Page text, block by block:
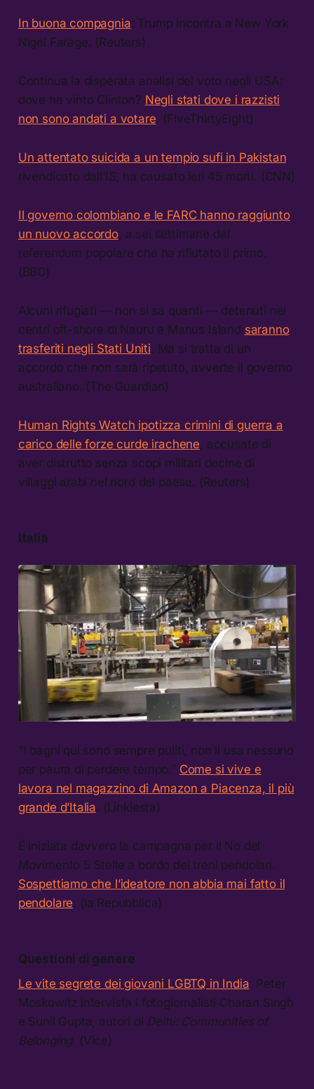
In buona compagnia: Trump incontra a New York
Nigel Farage. (Reuters)
Continua la disperata analisi del voto negli USA:
dove ha vinto Clinton? Negli stati dove i razzisti
non sono andati a votare. (FiveThirtyEight)
Un attentato suicida a un tempio sufi in Pakistan,
rivendicato dall’IS, ha causato ieri 45 morti. (CNN)
Il governo colombiano e le FARC hanno raggiunto
un nuovo accordo, a sei settimane dal
referendum popolare che ha rifiutato il primo.
(BBC)
Alcuni rifugiati — non si sa quanti — detenuti nei
centri off-shore di Nauru e Manus Island saranno
trasferiti negli Stati Uniti. Ma si tratta di un
accordo che non sarà ripetuto, avverte il governo
australiano. (The Guardian)
Human Rights Watch ipotizza crimini di guerra a
carico delle forze curde irachene, accusate di
aver distrutto senza scopi militari decine di
villaggi arabi nel nord del paese. (Reuters)
Italia
“I bagni qui sono sempre puliti, non li usa nessuno
per paura di perdere tempo.” Come si vive e
lavora nel magazzino di Amazon a Piacenza, il più
grande d’Italia. (Linkiesta)
È iniziata davvero la campagna per il No del
Movimento 5 Stelle a bordo dei treni pendolari.
Sospettiamo che l’ideatore non abbia mai fatto il
pendolare. (la Repubblica)
Questioni di genere
Le vite segrete dei giovani LGBTQ in India: Peter
Moskowitz intervista i fotogiornalisti Charan Singh
e Sunil Gupta, autori di Delhi: Communities of
Belonging. (Vice)